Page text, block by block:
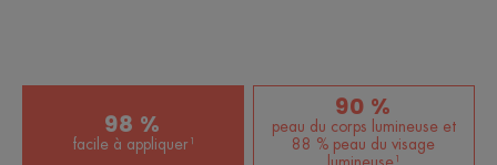
protection cellulaire contre les radicaux libres.
• RÉSISTANTE À L'EAU.
• NON COLLANTE : sa texture ne laisse pas de
98 %
facile à appliquer¹
90 %
peau du corps lumineuse et
88 % peau du visage
lumineuse¹